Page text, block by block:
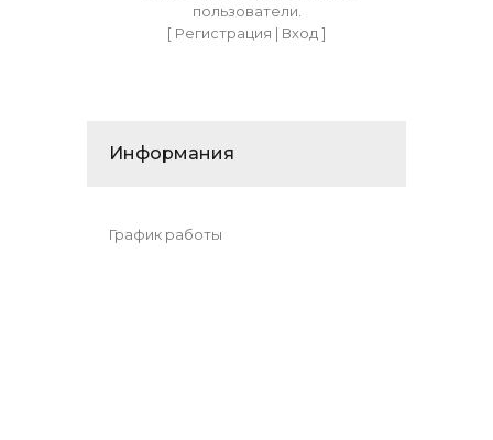
пользователи.
[ Регистрация | Вход]
Информания
График работы